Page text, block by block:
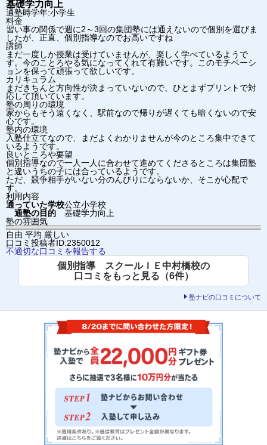
基礎学力向上
通塾時学年:小学生
料金
習い事の関係で週に2～3回の集団塾には通えないので個別を選びま
したが、正直、個別指導なのでお高いですね
講師
まだ一度しか授業は受けていませんが、楽しく学べているようで
す。今のことろやる気になってくれて有難いです。このモチベーシ
ョンを保って頑張って欲しいです。
カリキュラム
まだきちんと方向性が決まっていないので、ひとまずプリントで対
応して頂いています。
塾の周りの環境
家からもそう遠くなく、駅前なので帰りが遅くても暗くないので安
心です。
塾内の環境
入塾仕立てなので、まだよくわかりませんが今のところ集中できて
いるようです。
良いところや要望
個別指導なので一人一人に合わせて進めてくださるところは集団塾
と違いうちの子には合っているようです。
ただ、競争相手がいない分のんびりにならないか、そこが心配で
す。
利用内容
通っていた学校公立小学校
通塾の目的
基礎学力向上
塾の雰囲気
自由 平均 厳しい
口コミ投稿者ID:2350012
不適切な口コミを報告する
個別指導 スクールＩＥ中村橋校の
口コミをもっと見る（6件）
塾ナビの口コミについて